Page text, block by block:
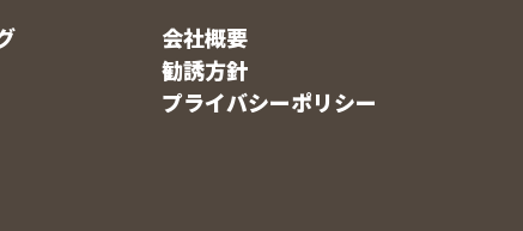
会社概要
勧誘方針
プライバシーポリシー